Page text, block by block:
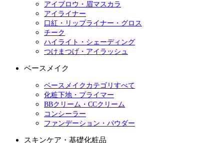
アイブロウ・眉マスカラ
アイライナー
口紅・リップライナー・グロス
チーク
ハイライト・シェーディング
つけまつげ・アイラッシュ
ベースメイク
ベースメイクカテゴリすべて
化粧下地・プライマー
BBクリーム・CCクリーム
コンシーラー
ファンデーション・パウダー
スキンケア・基礎化粧品